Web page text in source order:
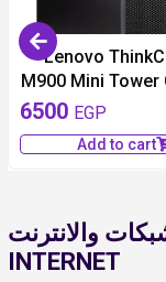
available 1 pieces
Lenovo
M900 Mini Tower
6500U
6500 EGP
Add to cart
والانترنت -
INTERNET